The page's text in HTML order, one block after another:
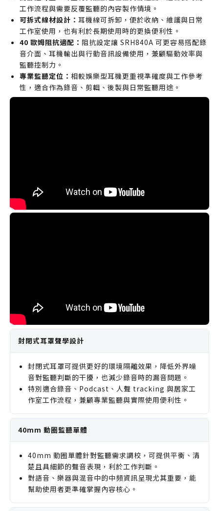
工作流程與需要反覆監聽的內容製作情境。
可拆式線材設計： 耳機線可拆卸，便於收納、維護與日常
工作室使用，也有利於長期使用時的更換便利性。
40 歐姆阻抗適配： 阻抗設定讓 SRH840A 可更容易搭配錄
音介面、耳機輸出與行動音訊設備使用，兼顧驅動效率與
監聽控制力。
專業監聽定位： 相較娛樂型耳機更重視準確度與工作參考
性，適合作為錄音、剪輯、後製與日常監聽用途。
封閉式耳罩聲學設計
封閉式耳罩可提供更好的環境隔離效果，降低外界噪
音對監聽判斷的干擾，也減少錄音時的漏音問題。
特別適合錄音、Podcast、人聲 tracking 與居家工
作室工作流程，兼顧專業監聽與實際使用便利性。
40mm 動圈監聽單體
40mm 動圈單體針對監聽需求調校，可提供平衡、清
楚且具細節的聲音表現，利於工作判斷。
對語音、樂器與混音中的中頻資訊呈現尤其重要，能
幫助使用者更準確掌握內容核心。